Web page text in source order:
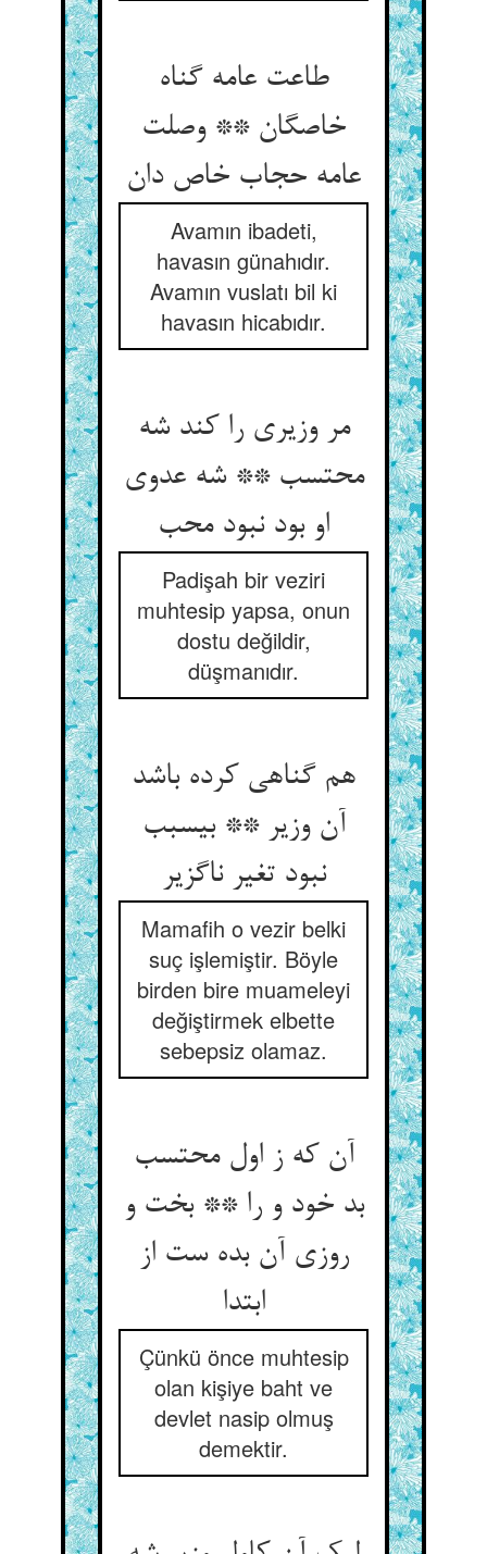
طاعت عامه گناه
خاصگان ** وصلت
عامه حجاب خاص دان‏
Avamın ibadeti,
havasın günahıdır.
Avamın vuslatı bil ki
havasın hicabıdır.
مر وزیری را کند شه
محتسب ** شه عدوی
او بود نبود محب‏
Padişah bir veziri
muhtesip yapsa, onun
dostu değildir,
düşmanıdır.
هم گناهی کرده باشد
آن وزیر ** بی‏سبب
نبود تغیر ناگزیر
Mamafih o vezir belki
suç işlemiştir. Böyle
birden bire muameleyi
değiştirmek elbette
sebepsiz olamaz.
آن که ز اول محتسب
بد خود و را ** بخت و
روزی آن بده ست از
ابتدا
Çünkü önce muhtesip
olan kişiye baht ve
devlet nasip olmuş
demektir.